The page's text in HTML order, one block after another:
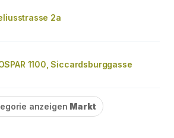
2a
1100, Siccardsburggasse
anzeigen Markt